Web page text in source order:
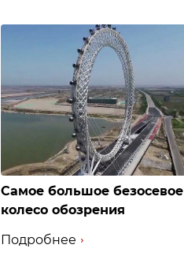
Самое большое безосевое
колесо обозрения
Подробнее